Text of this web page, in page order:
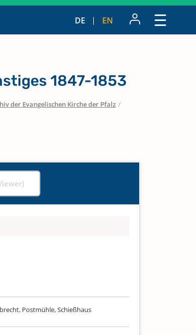
DE EN
1847-1853
der Evangelischen Kirche der Pfalz /
Postmühle, Schießhaus